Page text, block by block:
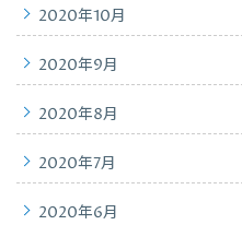
2020年10月
2020年9月
2020年8月
2020年7月
2020年6月